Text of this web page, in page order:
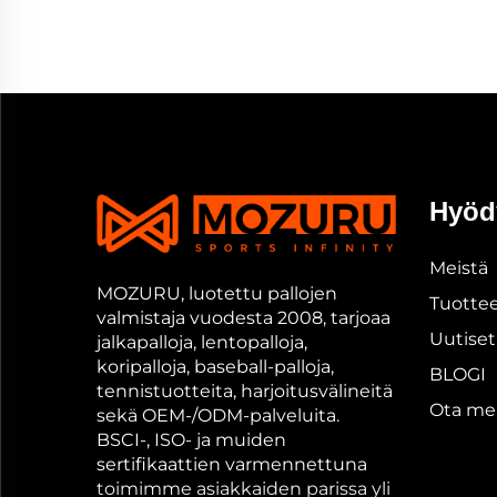
MOZURU, luotettu pallojen
valmistaja vuodesta 2008, tarjoaa
jalkapalloja, lentopalloja,
koripalloja, baseball-palloja,
tennistuotteita, harjoitusvälineitä
sekä OEM-/ODM-palveluita.
BSCI-, ISO- ja muiden
sertifikaattien varmennettuna
toimimme asiakkaiden parissa yli
Meistä
Uutiset
BLOGI
Ota